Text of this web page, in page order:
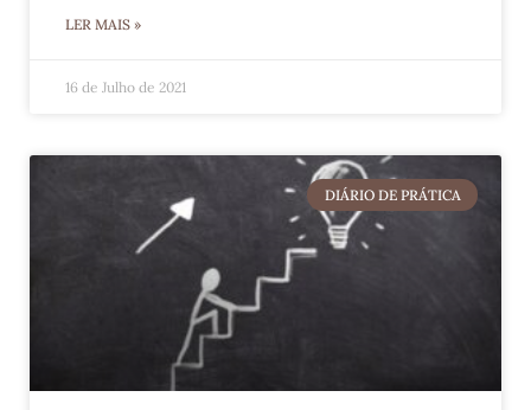
LER MAIS »
16 de Julho de 2021
DIÁRIO DE PRÁTICA